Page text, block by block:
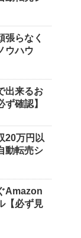
張らなく
ウハウ
出来るお
確認】
20万円以
動転売シ
Amazon
【必ず見